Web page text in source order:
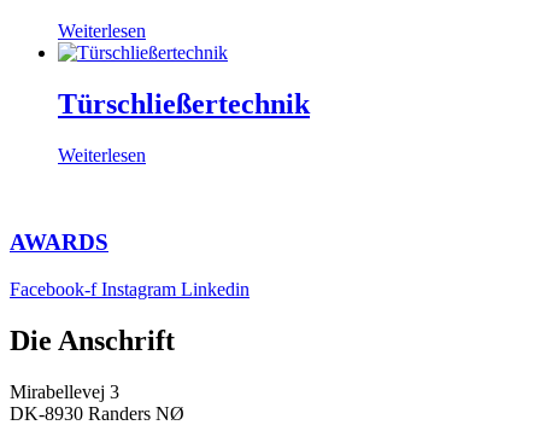
Weiterlesen
Türschließer­technik
Weiterlesen
AWARDS
Facebook-f Instagram Linkedin
Die Anschrift
Mirabellevej 3
DK-8930 Randers NØ